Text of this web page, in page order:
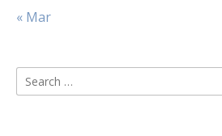
« Mar
Search
for: